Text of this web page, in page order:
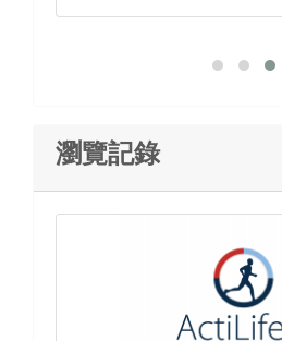
瀏覽記錄